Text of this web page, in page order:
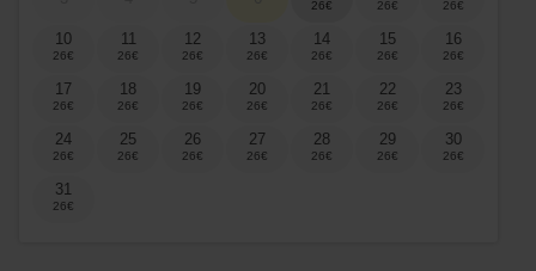
10 11 12 13 14 15 16
17 18 19 20 21 22 23
24 25 26 27 28 29 30
31